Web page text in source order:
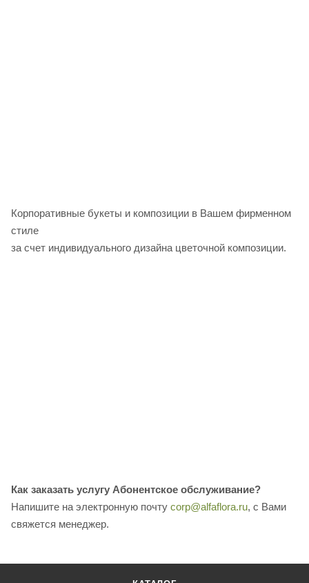
Корпоративные букеты и композиции в Вашем фирменном
стиле
за счет индивидуального дизайна цветочной композиции.
Как заказать услугу Абонентское обслуживание?
Напишите на электронную почту corp@alfaflora.ru, с Вами
свяжется менеджер.